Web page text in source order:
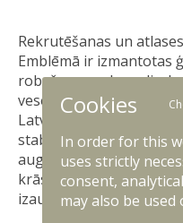
Rekrutēšanas un
Emblēmā ir izmantotas
robežas nosaka aplis,
veselumu. Tā
Latvijas bagāti zaļo
stabilitāti. Apļa centrā,
augšu, ir izvietota
krāsā. Konuss veido
izaugsmes simbols.
Cookies
In order for this
uses strictly
consent,
may also be used